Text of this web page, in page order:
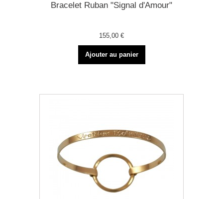
Bracelet Ruban "Signal d'Amour"
155,00 €
Ajouter au panier